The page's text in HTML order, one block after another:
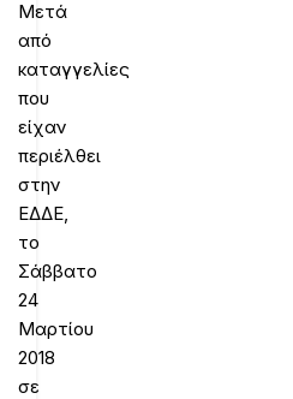
Μετά
από
καταγγελίες
που
είχαν
περιέλθει
στην
ΕΔΔΕ,
το
Σάββατο
24
Μαρτίου
2018
σε